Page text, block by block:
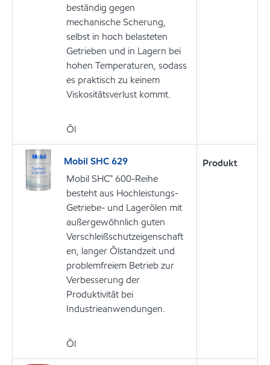
beständig gegen
mechanische Scherung,
selbst in hoch belasteten
Getrieben und in Lagern bei
hohen Temperaturen, sodass
es praktisch zu keinem
Viskositätsverlust kommt.
Öl
Mobil SHC 629
Mobil SHC™ 600-Reihe
besteht aus Hochleistungs-
Getriebe- und Lagerölen mit
außergewöhnlich guten
Verschleißschutzeigenschaft
en, langer Ölstandzeit und
problemfreiem Betrieb zur
Verbesserung der
Produktivität bei
Industrieanwendungen.
Öl
Produkt